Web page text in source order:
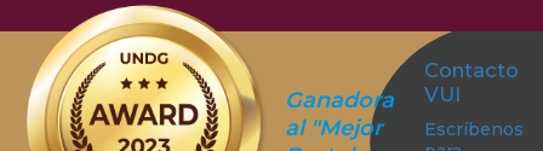
Ganadora
al "Mejor
Contacto
VUI
Escríbenos